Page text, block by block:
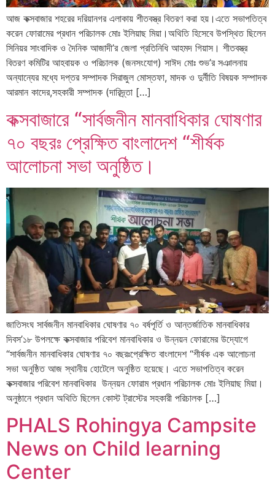
আজ কক্সবাজার শহরের দরিয়ানগর এলাকায় শীতবস্ত্র বিতরণ করা হয়।এতে সভাপতিত্ব
করেন ফোরামের প্রধান পরিচালক মোঃ ইলিয়াছ মিয়া।অথিতি হিসেবে উপস্থিত ছিলেন
সিনিয়র সাংবাদিক ও দৈনিক আজাদী’র জেলা প্রতিনিধি আহমদ গিয়াস। শীতবস্ত্র
বিতরণ কমিটির আহবায়ক ও পরিচালক (জনসংযোগ) সাঈদ মোঃ শুভ’র সঞালনায়
অন্যান্যের মধ্যে দপ্তর সম্পাদক সিরাজুল মোস্তফা, মাদক ও দুর্নীতি বিষয়ক সম্পাদক
আরমান কাদের,সহকারী সম্পাদক (দারিদ্র্তা […]
কক্সবাজারে “সার্বজনীন মানবাধিকার ঘোষণার
৭০ বছরঃ প্রেক্ষিত বাংলাদেশ “শীর্ষক
আলোচনা সভা অনুষ্ঠিত।
জাতিসংঘ সার্বজনীন মানবাধিকার ঘোষণার ৭০ বর্ষপূর্তি ও আন্তর্জাতিক মানবাধিকার
দিবস’১৮ উপলক্ষে কক্সবাজার পরিবেশ মানবাধিকার ও উন্নয়ন ফোরামের উদ্যোগে
“সার্বজনীন মানবাধিকার ঘোষণার ৭০ বছরঃপ্রেক্ষিত বাংলাদেশ “শীর্ষক এক আলোচনা
সভা অনুষ্ঠিত আজ স্থানীয় হোটেলে অনুষ্ঠিত হয়েছে। এতে সভাপতিত্ব করেন
কক্সবাজার পরিবেশ মানবাধিকার উন্নয়ন ফোরাম প্রধান পরিচালক মোঃ ইলিয়াছ মিয়া।
অনুষ্ঠানে প্রধান অথিতি ছিলেন কোস্ট ট্রাস্টের সহকারী পরিচালক […]
PHALS Rohingya Campsite
News on Child learning
Center